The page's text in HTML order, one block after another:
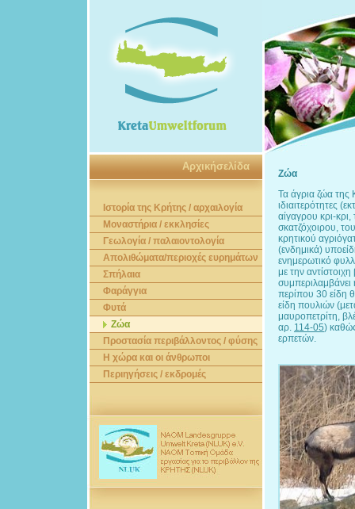
Αρχικήσελίδα
Ιστορία της Κρήτης / αρχαιλογία
Μοναστήρια / εκκλησίες
Γεωλογία / παλαιοντολογία
Απολιθώματα/περιοχές ευρημάτων
Σπήλαια
Φαράγγια
Φυτά
Ζώα
Προστασία περιβάλλοντος / φύσης
Η χώρα και οι άνθρωποι
Περιηγήσεις / εκδρομές
Ζώα
Τα άγρια ζώα της
ιδιαιτερότητες
αίγαγρου κρι-κρι,
σκατζόχοιρου,
κρητικού
(ενδημικά)
ενημερωτικό
με την αντίστοιχη
περίπου 30 είδη
είδη πουλιών
μαυροπετρίτη,
αρ. 114-05)
ερπετών.